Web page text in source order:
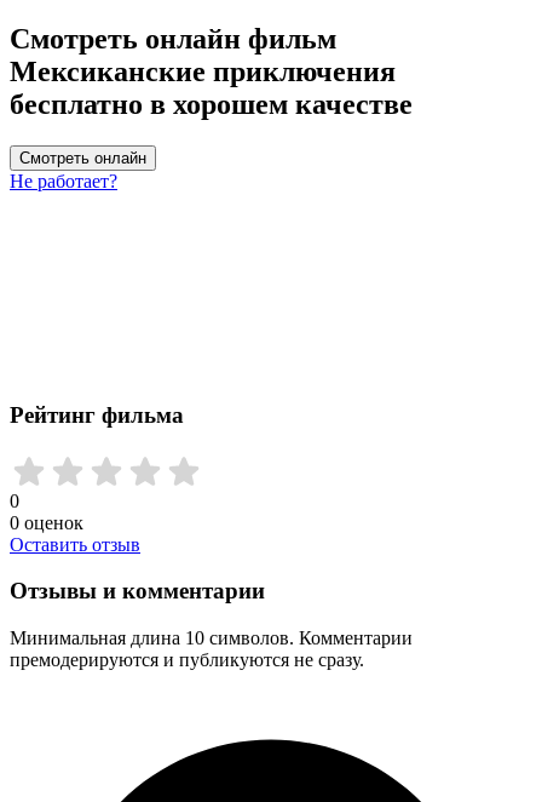
Смотреть онлайн фильм
Мексиканские приключения
бесплатно в хорошем качестве
Смотреть онлайн
Не работает?
Рейтинг фильма
0
0 оценок
Оставить отзыв
Отзывы и комментарии
Минимальная длина 10 символов. Комментарии
премодерируются и публикуются не сразу.